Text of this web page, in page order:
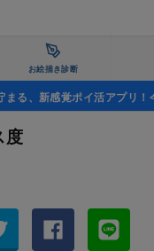
お絵描き診断
る、新感覚ポイ活アプリ！
度